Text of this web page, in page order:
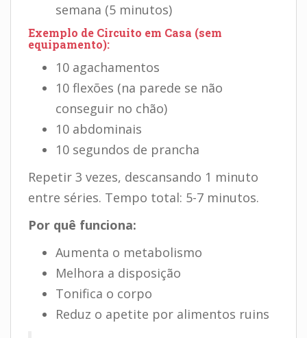
semana (5 minutos)
Exemplo de Circuito em Casa (sem
equipamento):
10 agachamentos
10 flexões (na parede se não
conseguir no chão)
10 abdominais
10 segundos de prancha
Repetir 3 vezes, descansando 1 minuto
entre séries. Tempo total: 5-7 minutos.
Por quê funciona:
Aumenta o metabolismo
Melhora a disposição
Tonifica o corpo
Reduz o apetite por alimentos ruins